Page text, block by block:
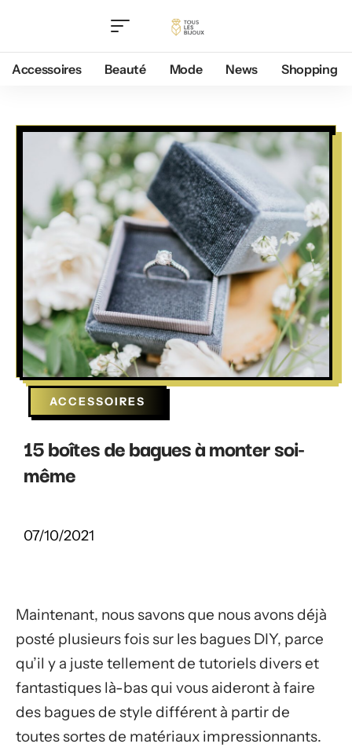
Accessoires Beauté Mode News Shopping
ACCESSOIRES
15 boîtes de bagues à monter soi-
même
07/10/2021
Maintenant, nous savons que nous avons déjà
posté plusieurs fois sur les bagues DIY, parce
qu’il y a juste tellement de tutoriels divers et
fantastiques là-bas qui vous aideront à faire
des bagues de style différent à partir de
toutes sortes de matériaux impressionnants.